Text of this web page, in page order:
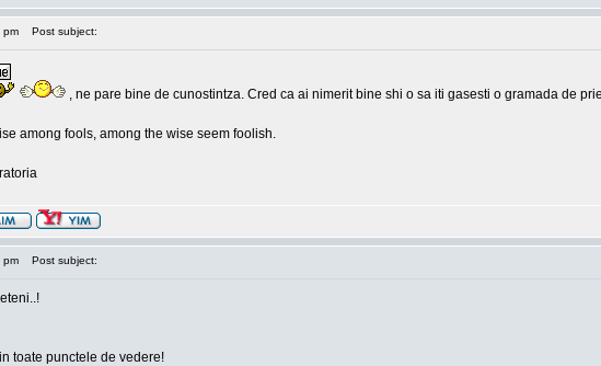
pm Post subject:
, ne pare bine de cunostintza. Cred ca ai nimerit bine shi o sa iti gasesti o gramada de
among fools, among the wise seem foolish.
pm Post subject:
toate punctele de vedere!